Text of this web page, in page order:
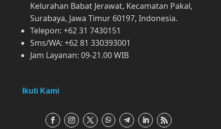
Kelurahan Babat Jerawat, Kecamatan Pakal,
Surabaya, Jawa Timur 60197, Indonesia.
Telepon: +62 31 7430151
Sms/WA: +62 81 330393001
Jam Layanan: 09-21.00 WIB
Ikuti Kami